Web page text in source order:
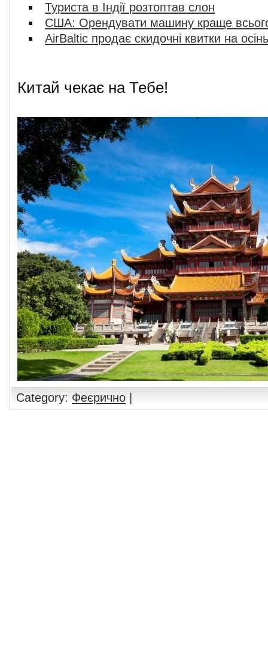
Туриста в Індії розтоптав слон
CША: Орендувати машину краще
AirBaltic продає скидочні квитки на
Китай чекає на Тебе!
Category: Феєрично